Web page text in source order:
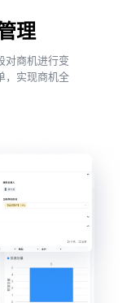
理
对商机进行变
，实现商机全